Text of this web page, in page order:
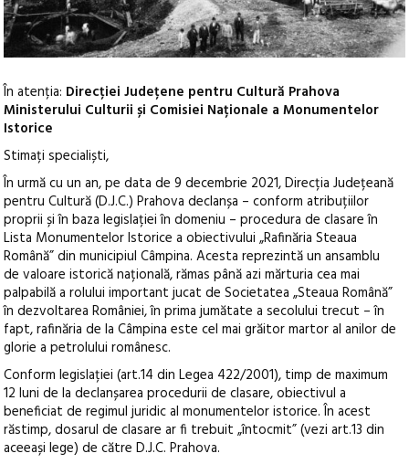
În atenția: Direcției Județene pentru Cultură Prahova
Ministerului Culturii și Comisiei Naționale a Monumentelor
Istorice
Stimați specialiști,
În urmă cu un an,pe data de 9 decembrie 2021, Direcția Județeană
pentru Cultură(D.J.C.) Prahovadeclanșa – conform atribuțiilor
proprii și în baza legislației în domeniu – procedura de clasare în
Lista MonumentelorIstorice a obiectivului „Rafinăria Steaua
Română”din municipiul Câmpina. Acesta reprezintă un ansamblu
de valoare istoricănațională, rămas până azi mărturia cea mai
palpabilă a rolului important jucat de Societatea „Steaua Română”
în dezvoltarea României, în prima jumătate a secolului trecut – în
fapt, rafinăria de la Câmpina este cel mai grăitor martor al anilor de
glorie a petrolului românesc.
Conform legislației (art.14 din Legea 422/2001), timp de maximum
12 luni de la declanșarea procedurii de clasare, obiectivul a
beneficiat de regimul juridic al monumentelor istorice. În acest
răstimp,dosarul de clasare ar fi trebuit „întocmit” (vezi art.13 din
aceeași lege) de către D.J.C. Prahova.